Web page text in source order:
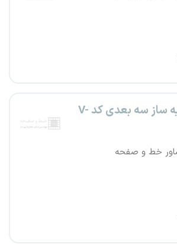
طراح و شبیه ساز سه بعدی کد V-
خط و صفحه